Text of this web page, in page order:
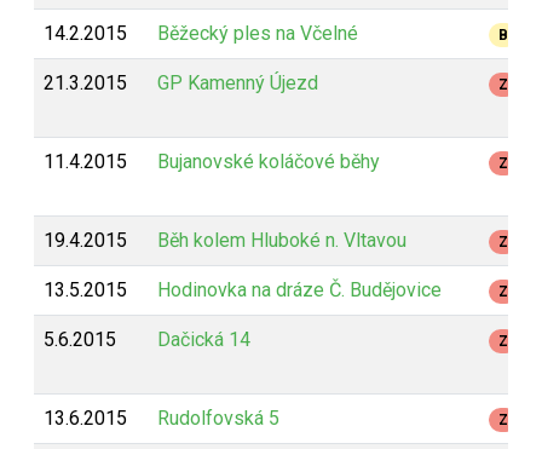
14.2.2015 Běžecký ples na Včelné B
21.3.2015 GP Kamenný Újezd Z
11.4.2015 Bujanovské koláčové běhy Z
19.4.2015 Běh kolem Hluboké n. Vltavou Z
13.5.2015 Hodinovka na dráze Č. Budějovice Z
5.6.2015 Dačická 14 Z
13.6.2015 Rudolfovská 5 Z